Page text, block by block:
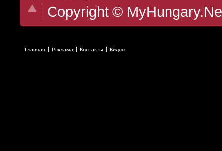
Copyright ©
Главная Реклама Контакты Видео